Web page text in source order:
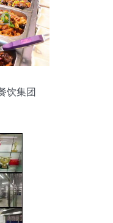
饮集团